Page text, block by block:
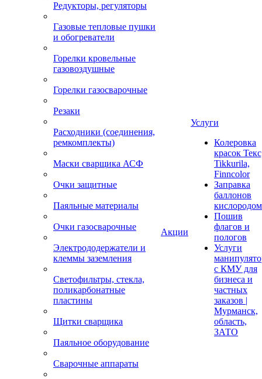
Редукторы, регуляторы
Газовые тепловые пушки
и обогреватели
Горелки кровельные
газовоздушные
Горелки газосварочные
Резаки
Расходники (соединения,
ремкомплекты)
Маски сварщика АСФ
Очки защитные
Паяльные материалы
Очки газосварочные
Электрододержатели и
клеммы заземления
Светофильтры, стекла,
поликарбонатные
пластины
Щитки сварщика
Паяльное оборудование
Сварочные аппараты
Акции
Услуги
Колеровка
красок
Tikkurila,
Finncolor
Заправка
баллонов
кислородом
Пошив
флагов и
пологов
Услуги
с КМУ для
бизнеса и
частных
заказов |
Мурманск,
область,
ЗАТО